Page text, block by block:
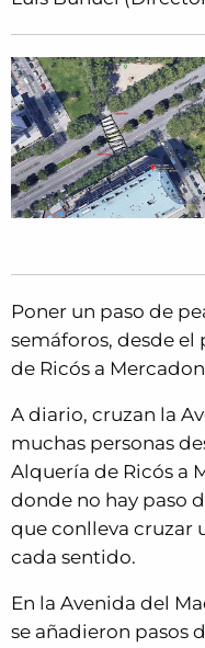
Poner un paso de
semáforos, desde el
de Ricós a
A diario, cruzan la
muchas personas
Alquería de Ricós a
donde no hay paso
que conlleva cruzar
cada sentido.
En la Avenida del
se añadieron pasos